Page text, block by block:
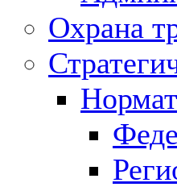
Охрана